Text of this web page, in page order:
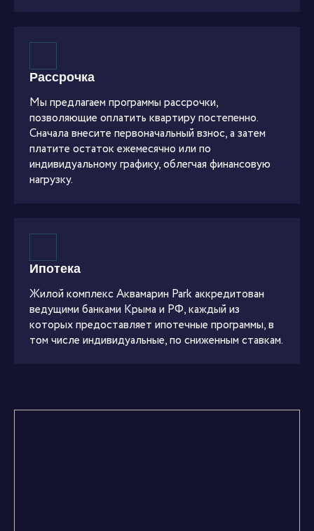
Рассрочка
Мы предлагаем программы рассрочки,
позволяющие оплатить квартиру постепенно.
Сначала внесите первоначальный взнос, а затем
платите остаток ежемесячно или по
индивидуальному графику, облегчая финансовую
нагрузку.
Ипотека
Жилой комплекс Аквамарин Park аккредитован
ведущими банками Крыма и РФ, каждый из
которых предоставляет ипотечные программы, в
том числе индивидуальные, по сниженным ставкам.